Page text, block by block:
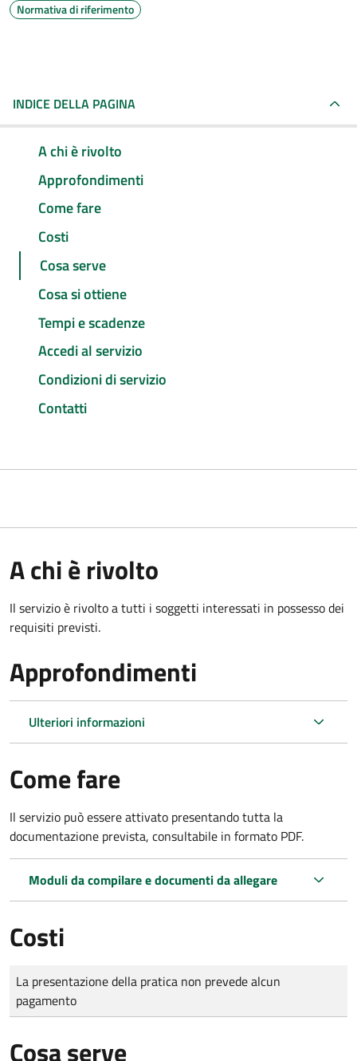
Normativa di riferimento
INDICE DELLA PAGINA
A chi è rivolto
Approfondimenti
Come fare
Costi
Cosa serve
Cosa si ottiene
Tempi e scadenze
Accedi al servizio
Condizioni di servizio
Contatti
A chi è rivolto
Il servizio è rivolto a tutti i soggetti interessati in possesso dei
requisiti previsti.
Approfondimenti
Ulteriori informazioni
Come fare
Il servizio può essere attivato presentando tutta la
documentazione prevista, consultabile in formato PDF.
Moduli da compilare e documenti da allegare
Costi
Tipo di pagamento
Importo
La presentazione della pratica non prevede alcun
pagamento
Cosa serve